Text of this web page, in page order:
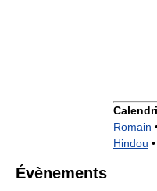
Romain
Hindou •
Évènements